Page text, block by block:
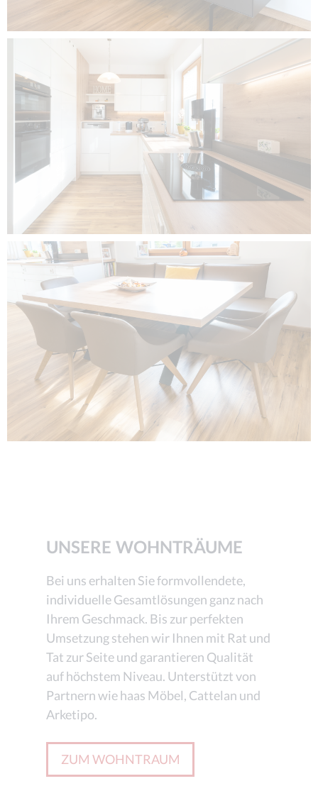
UNSERE WOHNTRÄUME
Bei uns erhalten Sie formvollendete,
individuelle Gesamtlösungen ganz nach
Ihrem Geschmack. Bis zur perfekten
Umsetzung stehen wir Ihnen mit Rat und
Tat zur Seite und garantieren Qualität
auf höchstem Niveau. Unterstützt von
Partnern wie haas Möbel, Cattelan und
Arketipo.
ZUM WOHNTRAUM